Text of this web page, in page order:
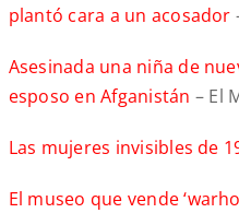
plantó cara a un acosador
Asesinada una niña de
esposo en Afganistán – El
Las mujeres invisibles de
El museo que vende